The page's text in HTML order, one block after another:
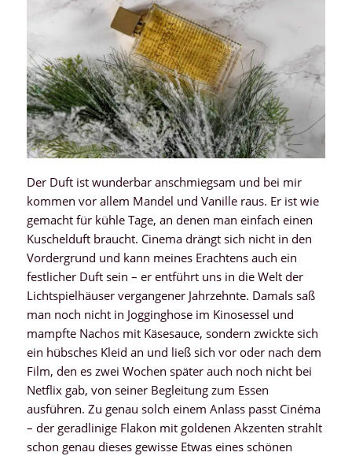
Der Duft ist wunderbar anschmiegsam und bei mir
kommen vor allem Mandel und Vanille raus. Er ist wie
gemacht für kühle Tage, an denen man einfach einen
Kuschelduft braucht. Cinema drängt sich nicht in den
Vordergrund und kann meines Erachtens auch ein
festlicher Duft sein – er entführt uns in die Welt der
Lichtspielhäuser vergangener Jahrzehnte. Damals saß
man noch nicht in Jogginghose im Kinosessel und
mampfte Nachos mit Käsesauce, sondern zwickte sich
ein hübsches Kleid an und ließ sich vor oder nach dem
Film, den es zwei Wochen später auch noch nicht bei
Netflix gab, von seiner Begleitung zum Essen
ausführen. Zu genau solch einem Anlass passt Cinéma
– der geradlinige Flakon mit goldenen Akzenten strahlt
schon genau dieses gewisse Etwas eines schönen